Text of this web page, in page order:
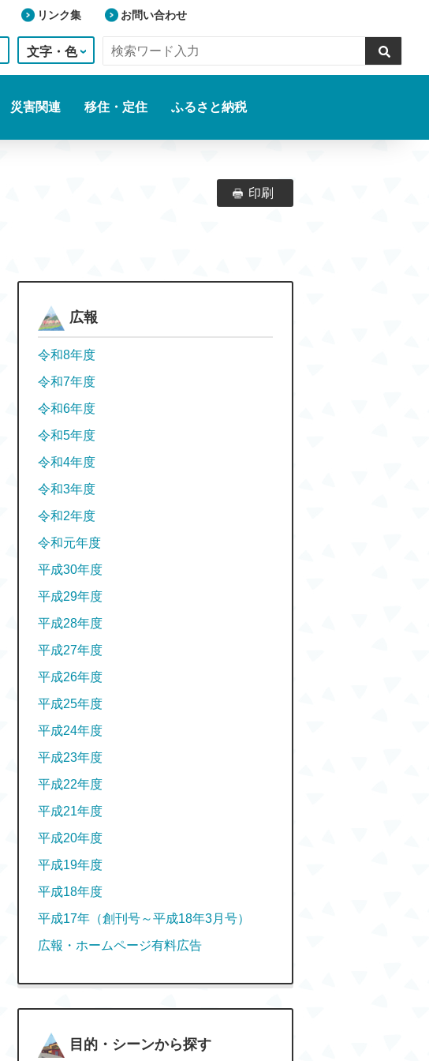
リンク集 お問い合わせ
文字・色
災害関連 移住・定住 ふるさと納税
印刷
広報
令和8年度
令和7年度
令和6年度
令和5年度
令和4年度
令和3年度
令和2年度
令和元年度
平成30年度
平成29年度
平成28年度
平成27年度
平成26年度
平成25年度
平成24年度
平成23年度
平成22年度
平成21年度
平成20年度
平成19年度
平成18年度
平成17年（創刊号～平成18年3月号）
広報・ホームページ有料広告
目的・シーンから探す